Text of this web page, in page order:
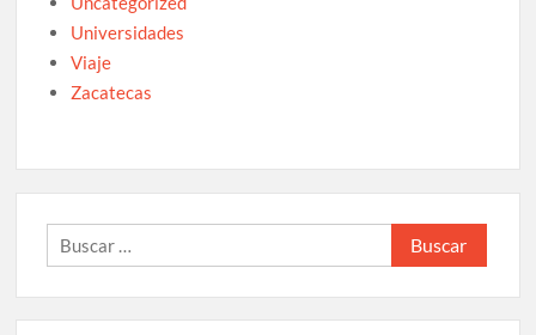
Universidades
Viaje
Zacatecas
Buscar: